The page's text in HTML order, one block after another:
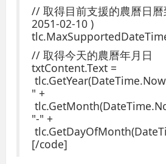
// 取得目前支援的農曆日
2051-02-10 )
// 取得今天的農曆年月日
txtContent.Text =
" +
"-" +
[/code]